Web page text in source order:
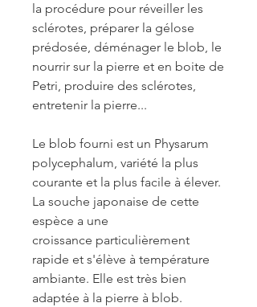
la procédure pour réveiller les
sclérotes, préparer la gélose
prédosée, déménager le blob, le
nourrir sur la pierre et en boite de
Petri, produire des sclérotes,
entretenir la pierre...
Le blob fourni est un Physarum
polycephalum, variété la plus
courante et la plus facile à élever.
La souche japonaise de cette
espèce a une
croissance particulièrement
rapide et s'élève à température
ambiante. Elle est très bien
adaptée à la pierre à blob.